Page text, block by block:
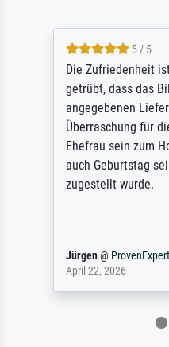
5 / 5
Die Zufriedenheit
getrübt, dass das
angegebenen
Überraschung für
Ehefrau sein zum
auch Geburtstag
zugestellt wurde.
Jürgen@ ProvenExpert
April 22, 2026